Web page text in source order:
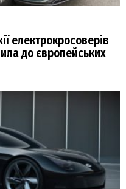
електрокросоверів
до європейських